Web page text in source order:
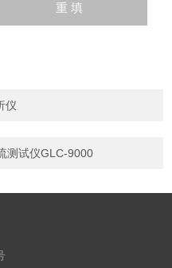
仪
测试仪GLC-9000